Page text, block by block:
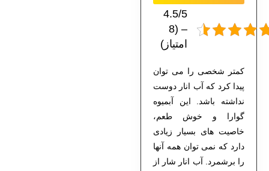
4.5/5
– (8
امتیاز)
کمتر شخصی را می توان
پیدا کرد که آب انار دوست
نداشته باشد. این آبمیوه
گوارا و خوش طعم،
خاصیت های بسیار زیادی
دارد که نمی توان همه آنها
را برشمرد. آب انار شار از